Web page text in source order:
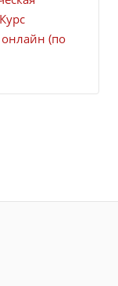
Курс
(по